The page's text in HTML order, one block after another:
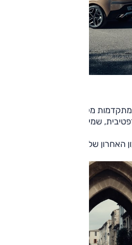
מקיף למדי, וכולל בלימה
שמירה על נתיב הנסיעה ועוד.